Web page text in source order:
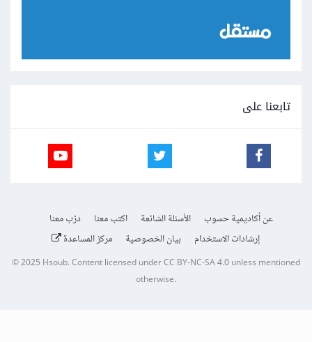
تابعنا على
عن أكاديمية حسوب الأسئلة الشائعة اكتب معنا
درّب معنا
إرشادات الاستخدام
بيان الخصوصية مركز المساعدة
© 2025 Hsoub.Content licensed underCC BY-NC-SA 4.0unless mentioned
otherwise.